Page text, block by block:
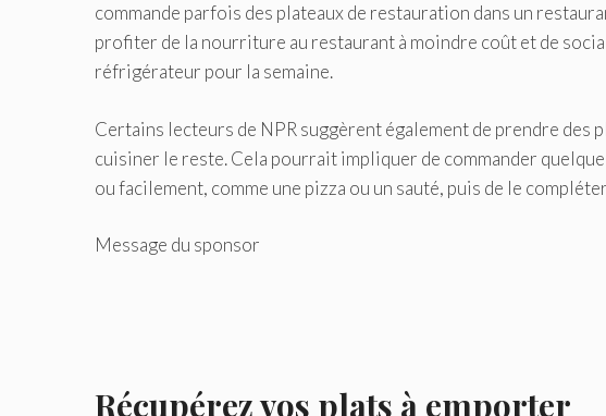
commande parfois des plateaux de restauration dans un
profiter de la nourriture au restaurant à moindre coût et de
réfrigérateur pour la semaine.
Certains lecteurs de NPR suggèrent également de prendre des
cuisiner le reste. Cela pourrait impliquer de commander
ou facilement, comme une pizza ou un sauté, puis de le
Message du sponsor
Récupérez vos plats à emporter